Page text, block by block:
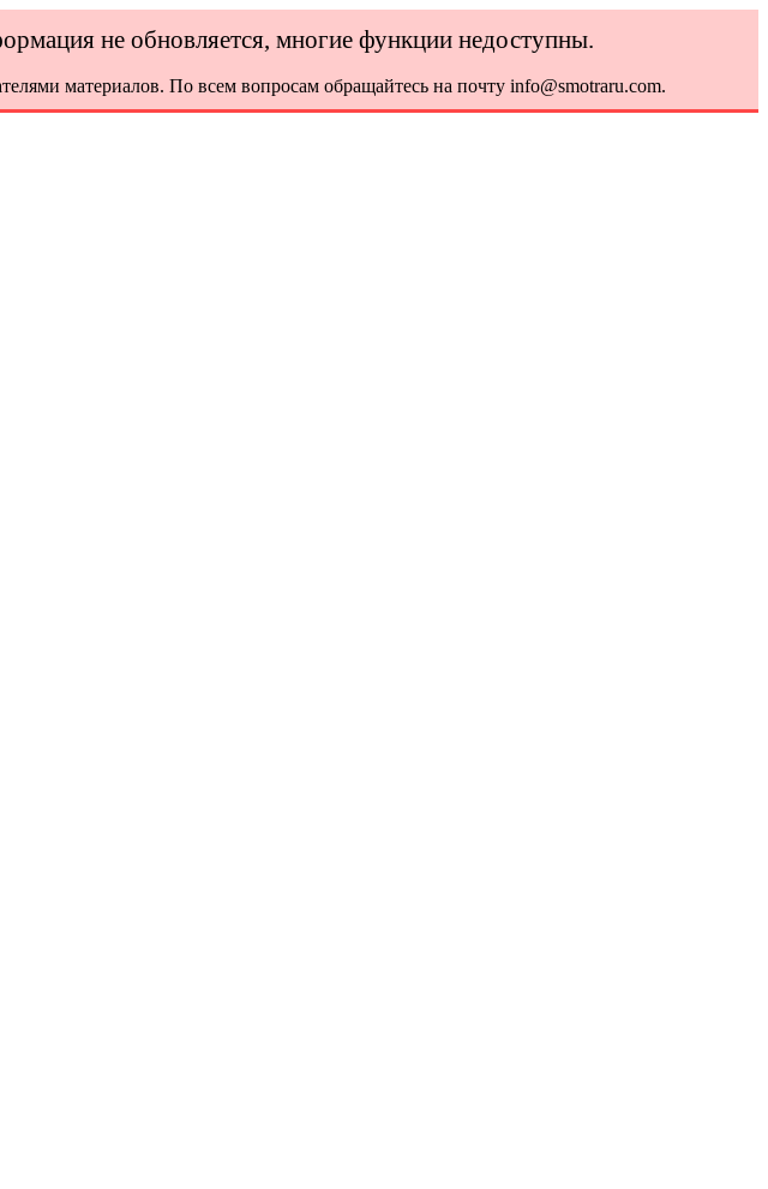
не обновляется, многие функции недоступны.
материалов. По всем вопросам обращайтесь на почту info@smotraru.com.